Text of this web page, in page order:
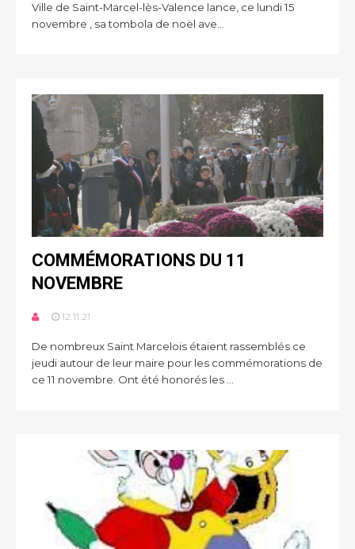
Ville de Saint-Marcel-lès-Valence lance, ce lundi 15
novembre , sa tombola de noël ave...
COMMÉMORATIONS DU 11
NOVEMBRE
12.11.21
De nombreux Saint Marcelois étaient rassemblés ce
jeudi autour de leur maire pour les commémorations de
ce 11 novembre. Ont été honorés les ...